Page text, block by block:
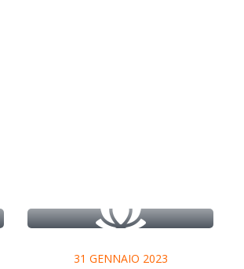
31 GENNAIO 2023